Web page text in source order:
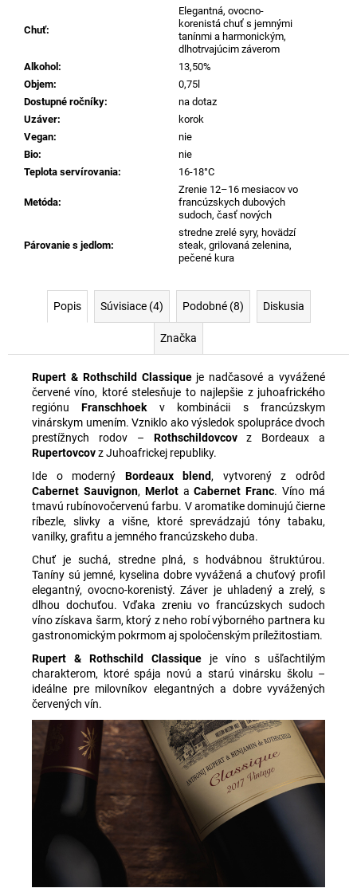
Chuť:
Elegantná, ovocno-
korenistá chuť s jemnými
tanínmi a harmonickým,
dlhotrvajúcim záverom
Alkohol:
13,50%
Objem:
0,75l
Dostupné ročníky:
na dotaz
Uzáver:
korok
Vegan:
nie
Bio:
nie
Teplota servírovania: 16-18°C
Metóda:
Zrenie 12–16 mesiacov vo
francúzskych dubových
sudoch, časť nových
Párovanie s jedlom:
stredne zrelé syry, hovädzí
steak, grilovaná zelenina,
pečené kura
Popis Súvisiace (4) Podobné (8) Diskusia
Značka
Rupert & Rothschild Classiqueje nadčasové a vyvážené
červené víno, ktoré stelesňuje to najlepšie z juhoafrického
regiónuFranschhoek v kombinácii s francúzskym
vinárskym umením. Vzniklo ako výsledok spolupráce dvoch
prestížnych rodov – Rothschildovcovz Bordeaux a
Rupertovcovz Juhoafrickej republiky.
Ide o moderný Bordeaux blend, vytvorený z odrôd
Cabernet Sauvignon, MerlotaCabernet Franc. Víno má
tmavú rubínovočervenú farbu. V aromatike dominujú čierne
ríbezle, slivky a višne, ktoré sprevádzajú tóny tabaku,
vanilky, grafitu a jemného francúzskeho duba.
Chuť je suchá, stredne plná, s hodvábnou štruktúrou.
Taníny sú jemné, kyselina dobre vyvážená a chuťový profil
elegantný, ovocno-korenistý. Záver je uhladený a zrelý, s
dlhou dochuťou. Vďaka zreniu vo francúzskych sudoch
víno získava šarm, ktorý z neho robí výborného partnera ku
gastronomickým pokrmom aj spoločenským príležitostiam.
Rupert & Rothschild Classique je víno s ušľachtilým
charakterom, ktoré spája novú a starú vinársku školu –
ideálne pre milovníkov elegantných a dobre vyvážených
červených vín.